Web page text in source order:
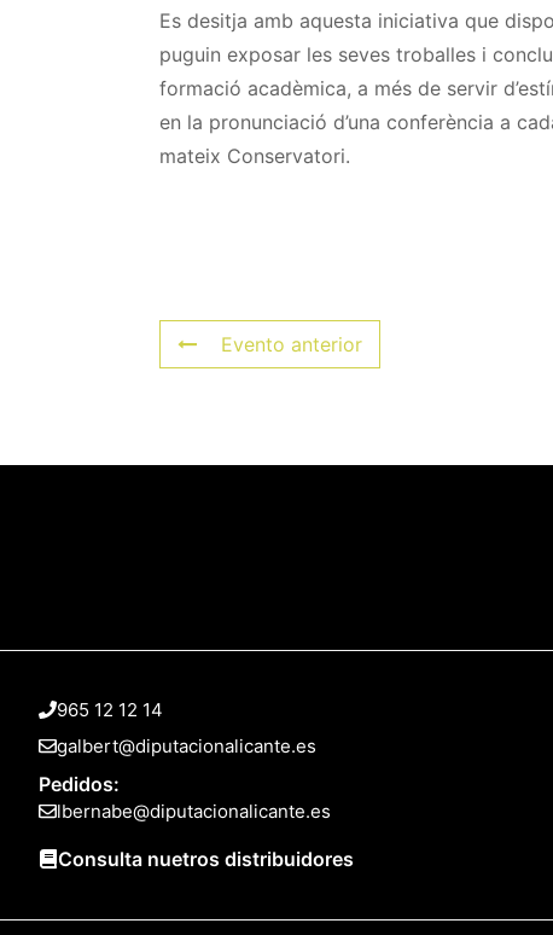
Es desitja amb aquesta iniciativa que
puguin exposar les seves troballes i
formació acadèmica, a més de servir
en la pronunciació d’una conferència a
mateix Conservatori.
Evento anterior
965 12 12 14
galbert@diputacionalicante.es
Pedidos:
lbernabe@diputacionalicante.es
Consulta nuetros distribuidores